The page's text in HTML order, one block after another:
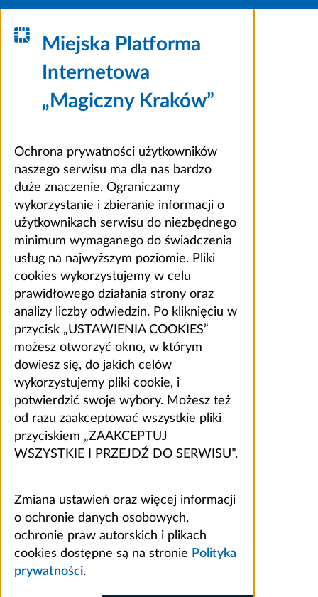
Miejska Platforma
Internetowa
„Magiczny Kraków”
Ochrona prywatności użytkowników
naszego serwisu ma dla nas bardzo
duże znaczenie. Ograniczamy
wykorzystanie i zbieranie informacji o
użytkownikach serwisu do niezbędnego
minimum wymaganego do świadczenia
usług na najwyższym poziomie. Pliki
cookies wykorzystujemy w celu
prawidłowego działania strony oraz
analizy liczby odwiedzin. Po kliknięciu w
przycisk „USTAWIENIA COOKIES”
możesz otworzyć okno, w którym
dowiesz się, do jakich celów
wykorzystujemy pliki cookie, i
potwierdzić swoje wybory. Możesz też
od razu zaakceptować wszystkie pliki
przyciskiem „ZAAKCEPTUJ
WSZYSTKIE I PRZEJDŹ DO SERWISU”.
Zmiana ustawień oraz więcej informacji
o ochronie danych osobowych,
ochronie praw autorskich i plikach
cookies dostępne są na stronie Polityka
prywatności.